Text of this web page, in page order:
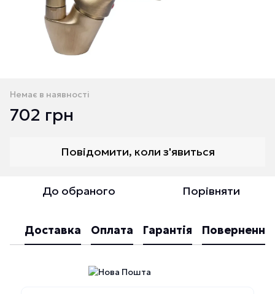
Немає в наявності
702 грн
Повідомити, коли з'явиться
До обраного Порівняти
Доставка Оплата Гарантія Повернення